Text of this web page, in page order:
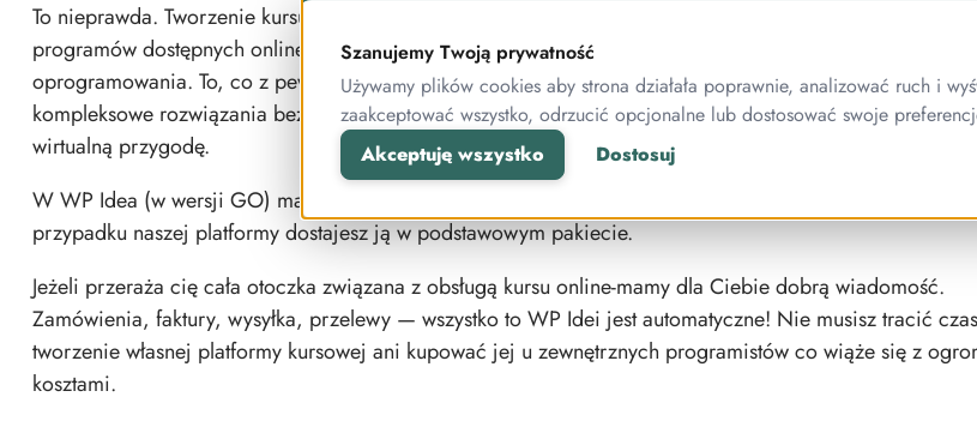
To nieprawda. Tworzenie kursu online można rozpocząć od zwykłego smartfonu i często darmowych
programów dostępnych online. Nie potrzebujesz profesjonalnej technologii i dostępów do drogiego
oprogramowania. To, co z pewnością przyda się na start to platforma do stworzenia kursu, która
kompleksowe rozwiązania bez konieczności inwestowania tysięcy złotych, gdy dopiero rozpoczynasz
wirtualną przygodę.
W WP Idea (w wersji GO) masz zapewniony dostęp do usług
przypadku naszej platformy dostajesz ją w podstawowym pakiecie.
Jeżeli przeraża cię cała otoczka związana z obsługą kursu online-mamy dla Ciebie dobrą wiadomość.
Zamówienia, faktury, wysyłka, przelewy — wszystko to WP Idei jest automatyczne! Nie musisz tracić
tworzenie własnej platformy kursowej ani kupować jej u zewnętrznych programistów co wiąże się z
kosztami.
Szanujemy Twoją prywatność
Używamy plików cookies aby strona działała poprawnie, analizować ruch i
zaakceptować wszystko, odrzucić opcjonalne lub dostosować swoje
Akceptuję wszystko
Dostosuj